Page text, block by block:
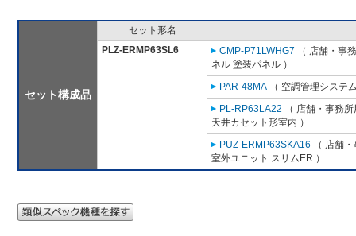
セット構成品
セット形名
PLZ-ERMP63SL6
CMP-P71LWHG7 （ 店舗・事
ネル 塗装パネル ）
PAR-48MA （ 空調管理システ
PL-RP63LA22 （ 店舗・事務
天井カセット形室内 ）
PUZ-ERMP63SKA16 （ 店舗
室外ユニット スリムER ）